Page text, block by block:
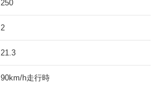
250
2
21.3
90km/h走行時